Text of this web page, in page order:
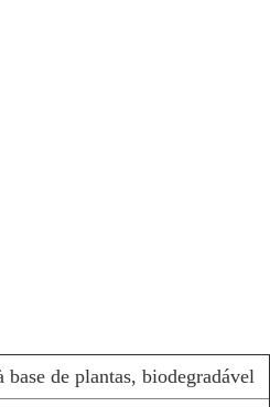
de plantas, biodegradável